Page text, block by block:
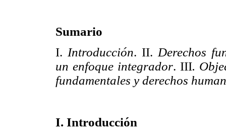
Sumario
I. Introducción. II. Derechos
un enfoque integrador. III.
fundamentales y derechos
I. Introducción